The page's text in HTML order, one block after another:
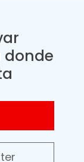
donde